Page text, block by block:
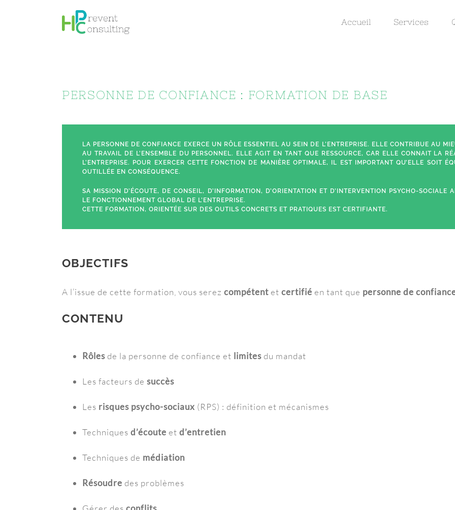
Accueil Services
PERSONNE DE CONFIANCE : FORMATION DE BASE
LA PERSONNE DE CONFIANCE EXERCE UN RÔLE ESSENTIEL AU SEIN DE L’ENTREPRISE. ELLE CONTRIBUE AU
AU TRAVAIL DE L’ENSEMBLE DU PERSONNEL. ELLE AGIT EN TANT QUE RESSOURCE, CAR ELLE CONNAIT LA
L’ENTREPRISE. POUR EXERCER CETTE FONCTION DE MANIÈRE OPTIMALE, IL EST IMPORTANT QU’ELLE SOIT
OUTILLÉE EN CONSÉQUENCE.
SA MISSION D’ÉCOUTE, DE CONSEIL, D’INFORMATION, D’ORIENTATION ET D’INTERVENTION PSYCHO-SOCIALE
LE FONCTIONNEMENT GLOBAL DE L’ENTREPRISE.
CETTE FORMATION, ORIENTÉE SUR DES OUTILS CONCRETS ET PRATIQUES EST CERTIFIANTE.
OBJECTIFS
A l’issue de cette formation, vous serez compétentet certifié en tant que personne de
CONTENU
Rôlesde la personne de confiance et limitesdu mandat
Les facteurs de succès
Les risques psycho-sociaux (RPS) : définition et mécanismes
Techniques d’écoute et d’entretien
Techniques de médiation
Résoudre des problèmes